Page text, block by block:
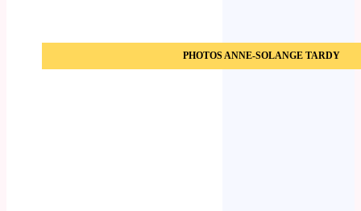
PHOTOS ANNE-SOLANGE TARDY